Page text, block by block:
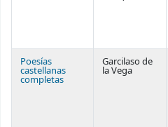
Poesías
castellanas
completas
Garcilaso de
la Vega